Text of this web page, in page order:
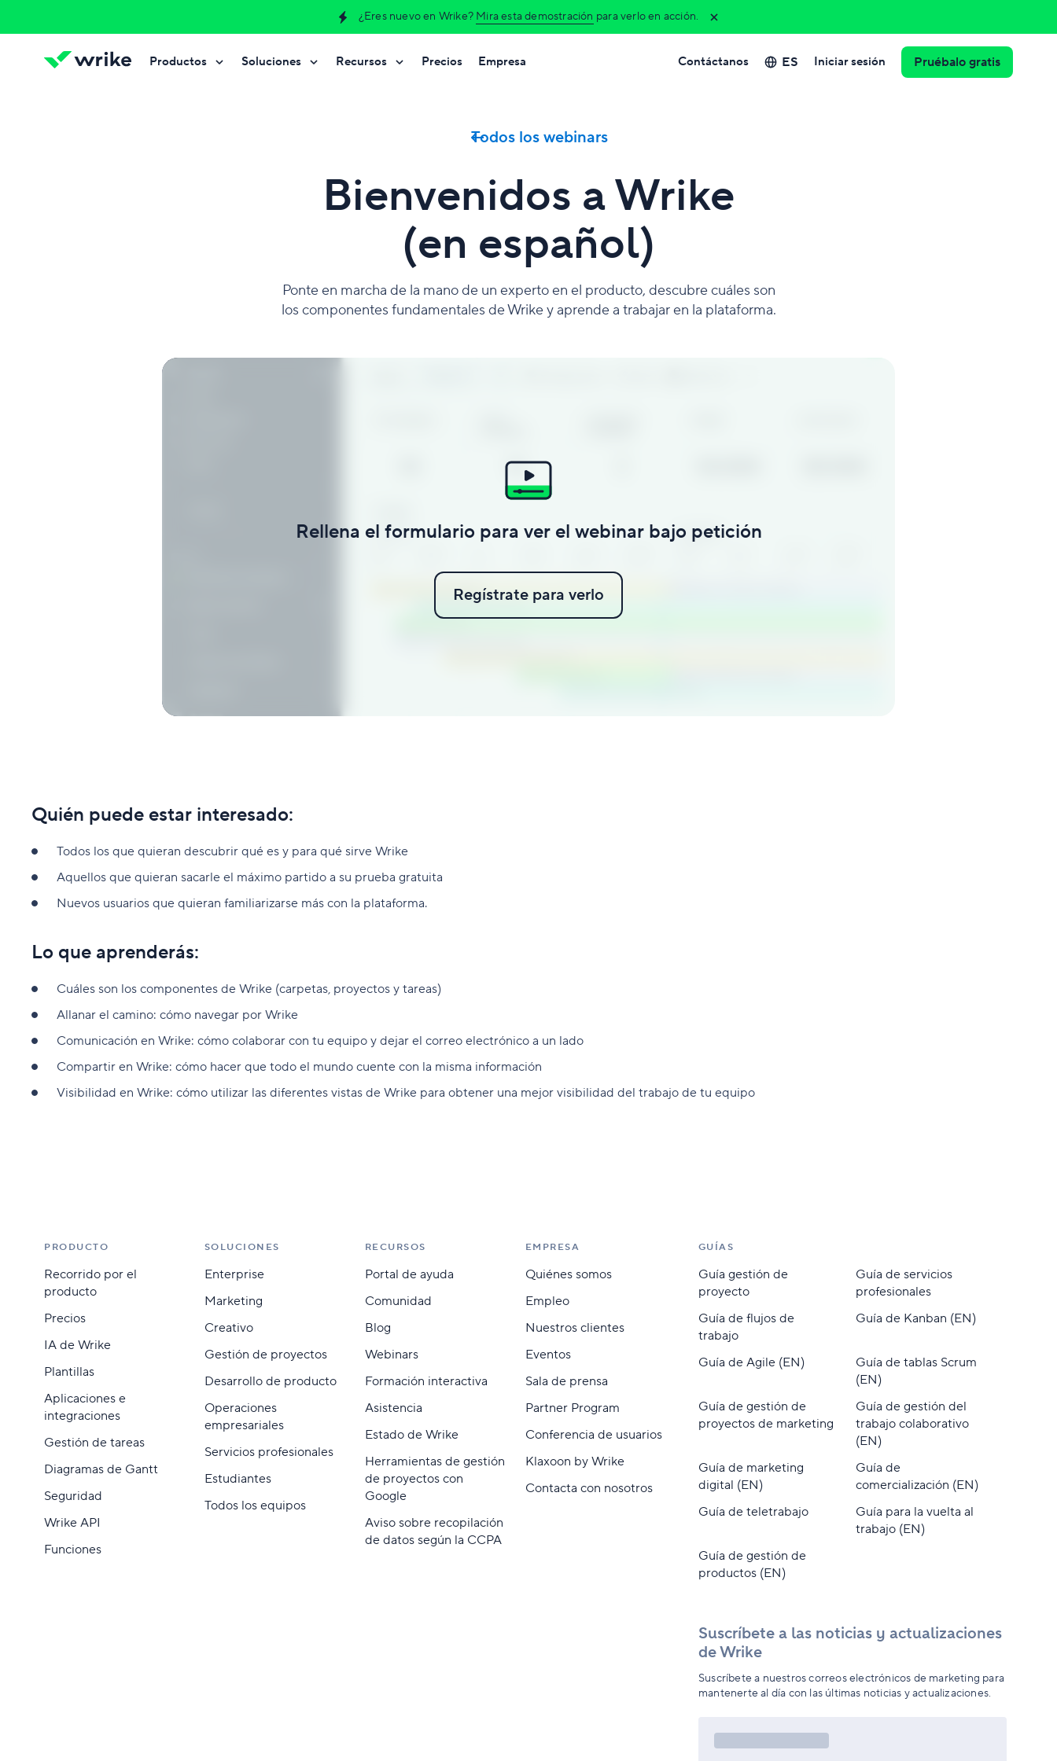
¿Eres nuevo en Wrike? Mira esta demostración para verlo en acción.
Productos Soluciones Recursos Precios Empresa Contáctanos ES Iniciar sesión Pruébalo gratis
Todos los webinars
Bienvenidos a Wrike
(en español)
Ponte en marcha de la mano de un experto en el producto, descubre cuáles son
los componentes fundamentales de Wrike y aprende a trabajar en la plataforma.
Rellena el formulario para ver el webinar bajo petición
Regístrate para verlo
Quién puede estar interesado:
Todos los que quieran descubrir qué es y para qué sirve Wrike
Aquellos que quieran sacarle el máximo partido a su prueba gratuita
Nuevos usuarios que quieran familiarizarse más con la plataforma.
Lo que aprenderás:
Cuáles son los componentes de Wrike (carpetas, proyectos y tareas)
Allanar el camino: cómo navegar por Wrike
Comunicación en Wrike: cómo colaborar con tu equipo y dejar el correo electrónico a un lado
Compartir en Wrike: cómo hacer que todo el mundo cuente con la misma información
Visibilidad en Wrike: cómo utilizar las diferentes vistas de Wrike para obtener una mejor visibilidad del trabajo de tu equipo
PRODUCTO
Recorrido por el
producto
Precios
IA de Wrike
Plantillas
Aplicaciones e
integraciones
Gestión de tareas
Diagramas de Gantt
Seguridad
Wrike API
Funciones
SOLUCIONES
Enterprise
Marketing
Creativo
Gestión de proyectos
Desarrollo de producto
Operaciones
empresariales
Servicios profesionales
Estudiantes
Todos los equipos
RECURSOS
Portal de ayuda
Comunidad
Blog
Webinars
Formación interactiva
Asistencia
Estado de Wrike
Herramientas de gestión
de proyectos con
Google
Aviso sobre recopilación
de datos según la CCPA
EMPRESA
Quiénes somos
Empleo
Nuestros clientes
Eventos
Sala de prensa
Partner Program
Conferencia de usuarios
Klaxoon by Wrike
Contacta con nosotros
GUÍAS
Guía gestión de
proyecto
Guía de servicios
profesionales
Guía de flujos de
trabajo
Guía de Kanban (EN)
Guía de Agile (EN)
Guía de tablas Scrum
(EN)
Guía de gestión de
proyectos de marketing
Guía de gestión del
trabajo colaborativo
(EN)
Guía de marketing
digital (EN)
Guía de
comercialización (EN)
Guía de teletrabajo
Guía para la vuelta al
trabajo (EN)
Guía de gestión de
productos (EN)
Suscríbete a las noticias y actualizaciones
de Wrike
Suscríbete a nuestros correos electrónicos de marketing para
mantenerte al día con las últimas noticias y actualizaciones.